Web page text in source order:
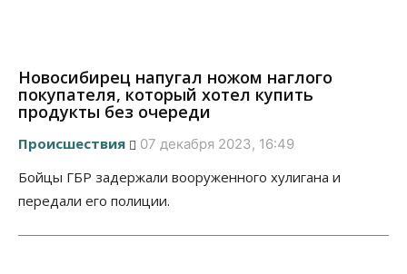
Новосибирец напугал ножом наглого
покупателя, который хотел купить
продукты без очереди
Происшествия 07 декабря 2023, 16:49
Бойцы ГБР задержали вооруженного хулигана и
передали его полиции.